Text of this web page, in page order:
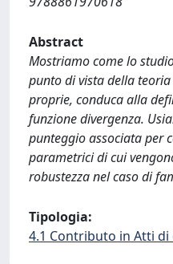
Abstract
Mostriamo come lo
punto di vista della
proprie, conduca alla
funzione divergenza.
punteggio associata per
parametrici di cui
robustezza nel caso di
Tipologia:
4.1 Contributo in Atti di